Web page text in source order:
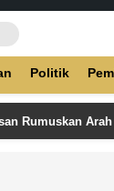
Politik
Rumuskan